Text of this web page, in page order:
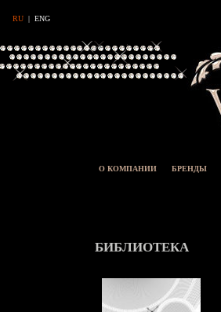
RU| ENG
О КОМПАНИИ БРЕНДЫ
БИБЛИОТЕКА